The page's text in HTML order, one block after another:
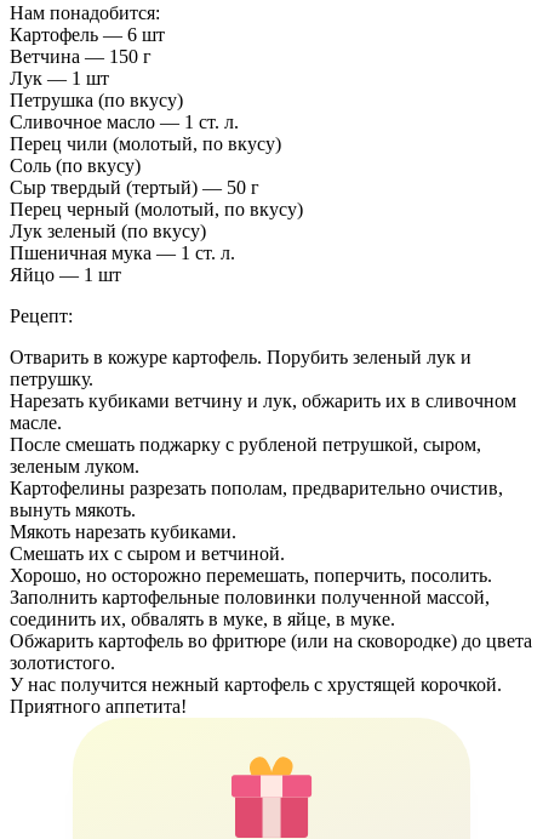
Нам понадобится:
Картофель — 6 шт
Ветчина — 150 г
Лук — 1 шт
Петрушкa (по вкусу)
Сливочное масло — 1 ст. л.
Перец чили (молотый, по вкусу)
Соль (по вкусу)
Сыр твeрдый (тертый) — 50 г
Перец черный (молотый, по вкусу)
Лук зелeный (по вкусу)
Пшеничная мука — 1 ст. л.
Яйцо — 1 шт
Рецепт:
Отварить в кожуре картофель. Порубить зеленый лук и
петрушку.
Нарезать кубиками ветчину и лук, обжарить их в сливочном
масле.
После смешать поджарку с рубленой петрушкой, сыром,
зеленым луком.
Картофелины разрезать пополам, предварительно очистив,
вынуть мякоть.
Мякоть нарезать кубиками.
Смешать их с сыром и ветчиной.
Хорошо, но осторожно перемешать, поперчить, посолить.
Заполнить картофельные половинки полученной массой,
соединить их, обвалять в муке, в яйце, в муке.
Обжарить картофель во фритюре (или на сковородке) до цвета
золотистого.
У нас получится нежный картофель с хрустящей корочкой.
Приятного аппетита!